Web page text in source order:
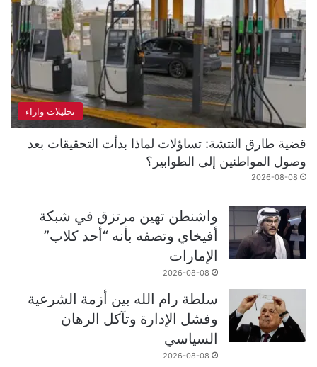
تحليلات واراء
قضية طارق النتشة: تساؤلات لماذا بدأت التحقيقات بعد
وصول المواطنين إلى الطوابير؟
2026-08-08
واشنطن تهين مرتزق في شبكة
أفيخاي وتصفه بأنه “أحد كلاب”
الإمارات
2026-08-08
سلطة رام الله بين أزمة الشرعية
وفشل الإدارة وتآكل الرهان
السياسي
2026-08-08